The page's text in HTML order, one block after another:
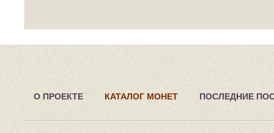
О ПРОЕКТЕ КАТАЛОГ МОНЕТ ПОСЛЕДНИЕ